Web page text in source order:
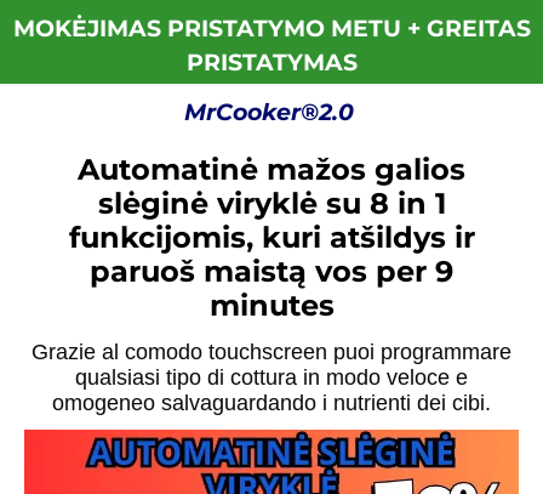
MOKĖJIMAS PRISTATYMO METU + GREITAS
PRISTATYMAS
MrCooker®2.0
Automatinė mažos galios
slėginė viryklė su 8 in 1
funkcijomis, kuri atšildys ir
paruoš maistą vos per 9
minutes
Grazie al comodo touchscreen puoi programmare
qualsiasi tipo di cottura in modo veloce e
omogeneo salvaguardando i nutrienti dei cibi.